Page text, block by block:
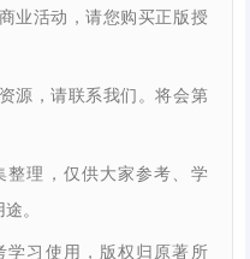
业活动，请您购买正版授
源，请联系我们。将会第
理，仅供大家参考、学
。
习使用，版权归原著所